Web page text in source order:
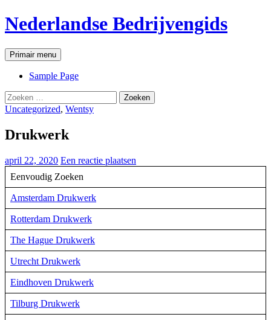
Ga
naar
inhoud
Nederlandse Bedrijvengids
Zoeken
Primair menu
Sample Page
Zoeken
naar:
Uncategorized, Wentsy
Drukwerk
april 22, 2020 Een reactie plaatsen
Eenvoudig Zoeken
Amsterdam Drukwerk
Rotterdam Drukwerk
The Hague Drukwerk
Utrecht Drukwerk
Eindhoven Drukwerk
Tilburg Drukwerk